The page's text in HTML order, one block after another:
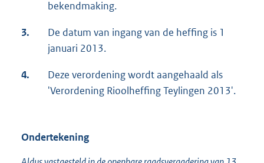
k
bekendmaking.
3.
De datum van ingang van de heffing is 1
januari 2013.
4.
Deze verordening wordt aangehaald als
'Verordening Rioolheffing Teylingen 2013'.
Ondertekening